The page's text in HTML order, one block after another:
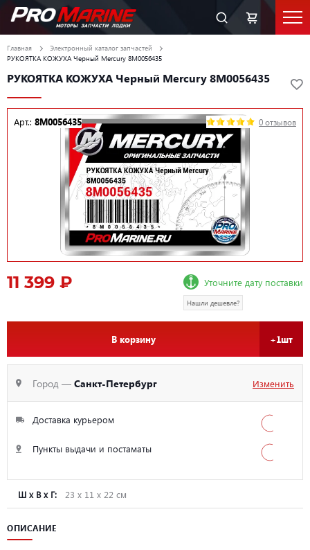
Главная
Электронный каталог запчастей
РУКОЯТКА КОЖУХА Черный Mercury 8M0056435
РУКОЯТКА КОЖУХА Черный Mercury 8M0056435
Арт.: 8M0056435 0 отзывов
11 399 ₽ Уточните дату поставки
Нашли дешевле?
В корзину +1шт
Город — Санкт-Петербург Изменить
Доставка курьером
Пункты выдачи и постаматы
Ш х В х Г: 23 х 11 х 22 см
ОПИСАНИЕ